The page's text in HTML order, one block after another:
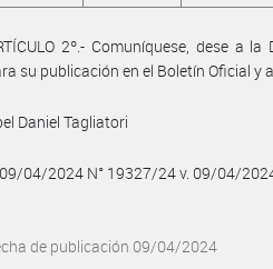
2º.- Comuníquese, dese a la
su publicación en el Boletín Oficial y
Daniel Tagliatori
04/2024 N° 19327/24 v. 09/04/
de publicación 09/04/2024